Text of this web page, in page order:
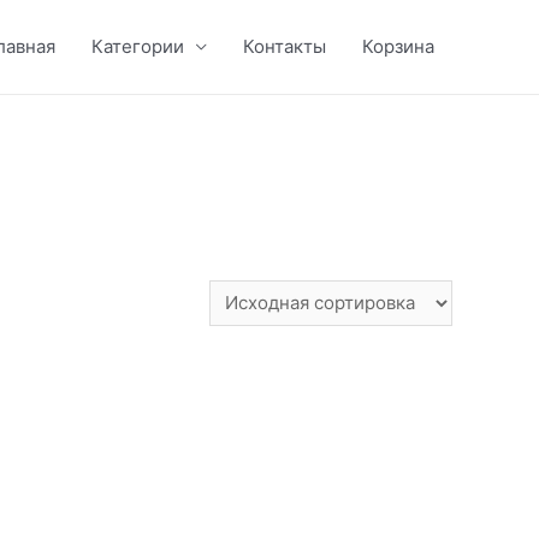
Категории Контакты Корзина